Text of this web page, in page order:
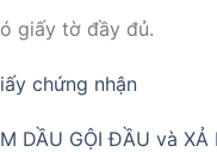
giấy tờ đầy đủ.
chứng nhận
DẦU GỘI ĐẦU và XẢ